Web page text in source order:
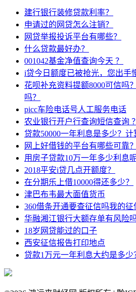
建行银行装修贷款利率？
申请过的网贷怎么注销？
网贷举报投诉平台有哪些？
什么贷款最好办？
001042基金净值查询今天 ？
i贷今日额度已被抢光，您出手
花呗补充资料提额8000可信吗
吗？
picc车险电话号人工服务电话
农业银行开户行查询短信查询 ？
贷款50000一年利息是多少？计
网上好借钱的平台有哪些可靠？
用房子贷款10万一年多少利息呢
2018平安i贷几点开额度？
在分期乐上借10000得还多少？
津巴布韦最大面值货币
360借条开通要查征信吗我的
华融湘江银行大额存单有风险吗
18岁网贷能过的口子
西安征信报告打印地点
贷款1万元一年利息大约是多少